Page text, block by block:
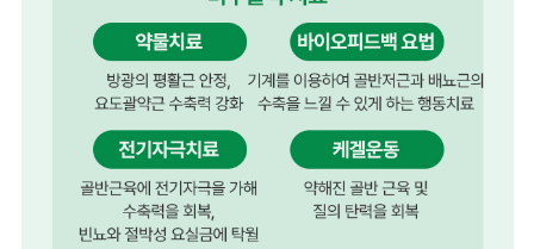
미래여성의원
자궁경센